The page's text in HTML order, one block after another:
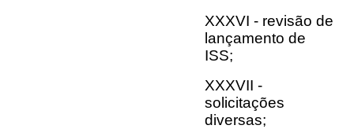
XXXVI - revisão de
lançamento de
ISS;
XXXVII -
solicitações
diversas;